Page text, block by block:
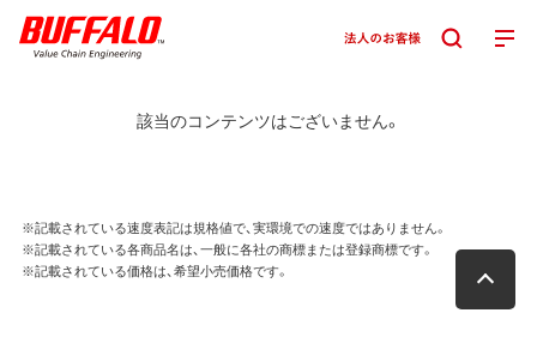
該当のコンテンツはございません。
※記載されている速度表記は規格値で、実環境での速度ではありません。
※記載されている各商品名は、一般に各社の商標または登録商標です。
※記載されている価格は、希望小売価格です。